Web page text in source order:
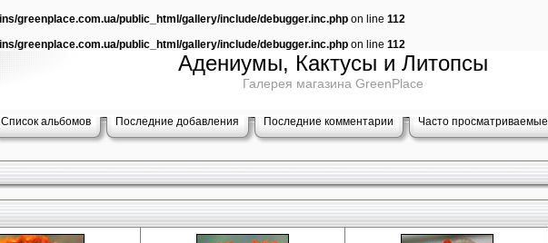
greenplace.com.ua/public_html/gallery/include/debugger.inc.php on line 112
greenplace.com.ua/public_html/gallery/include/debugger.inc.php on line 112
Адениумы, Кактусы и Литопсы
Галерея магазина GreenPlace
Список альбомов Последние добавления Последние комментарии Часто просматриваемые